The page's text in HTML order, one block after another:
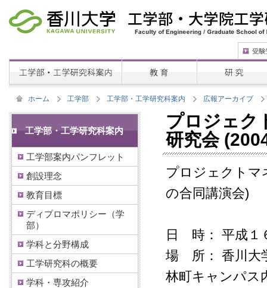
ホーム 工学部 工学部・工学研究科案内 広報アーカイブ
プロジェク
研究会
プロジェクトマ
の合同講演会)
日 時： 平成１
場 所： 香川大
林町キャンパス
工学部・工学研究科案内
工学部案内パンフレット
創設理念
教育目標
ディプロマポリシー（学
部）
学科と分野構成
工学研究科の概要
学科・専攻紹介